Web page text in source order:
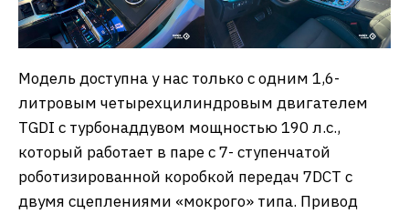
Модель доступна у нас только с одним 1,6-
литровым четырехцилиндровым двигателем
TGDI с турбонаддувом мощностью 190 л.с.,
который работает в паре с 7- ступенчатой
роботизированной коробкой передач 7DCT с
двумя сцеплениями «мокрого» типа. Привод